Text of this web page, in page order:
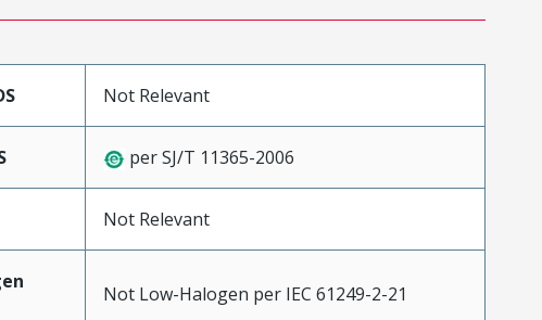
Not Relevant
per SJ/T 11365-2006
Not Relevant
Not Low-Halogen per IEC 61249-2-21